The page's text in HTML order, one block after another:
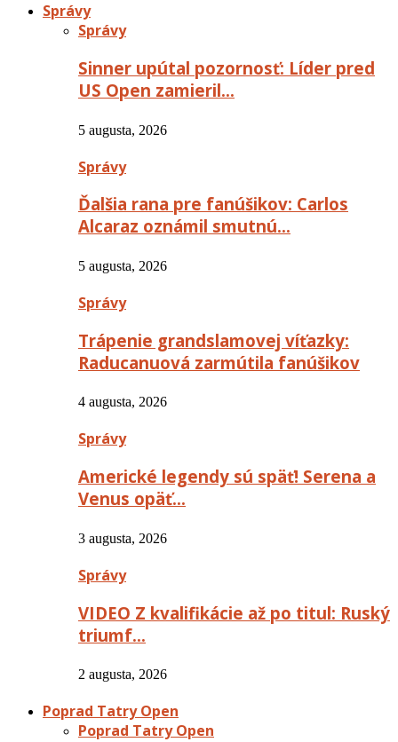
Správy
Správy
Sinner upútal pozornosť: Líder pred
US Open zamieril…
5 augusta, 2026
Správy
Ďalšia rana pre fanúšikov: Carlos
Alcaraz oznámil smutnú…
5 augusta, 2026
Správy
Trápenie grandslamovej víťazky:
Raducanuová zarmútila fanúšikov
4 augusta, 2026
Správy
Americké legendy sú späť! Serena a
Venus opäť…
3 augusta, 2026
Správy
VIDEO Z kvalifikácie až po titul: Ruský
triumf…
2 augusta, 2026
Poprad Tatry Open
Poprad Tatry Open